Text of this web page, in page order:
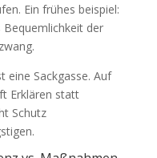
Ein frühes beispiel:
der
eine Sackgasse. Auf
Erklären statt
Schutz